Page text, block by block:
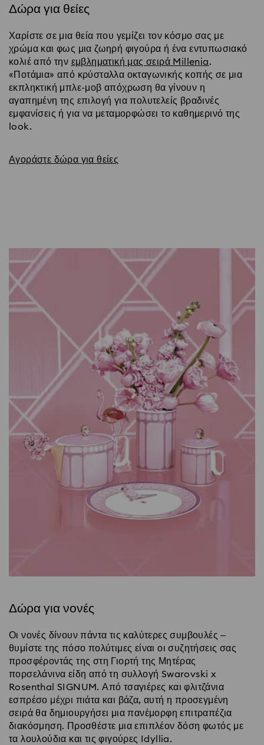
Δώρα για θείες
Χαρίστε σε μια θεία που γεμίζει τον κόσμο σας με
χρώμα και φως μια ζωηρή φιγούρα ή ένα εντυπωσιακό
κολιέ από την εμβληματική μας σειρά Millenia.
«Ποτάμια» από κρύσταλλα οκταγωνικής κοπής σε μια
εκπληκτική μπλε-μοβ απόχρωση θα γίνουν η
αγαπημένη της επιλογή για πολυτελείς βραδινές
εμφανίσεις ή για να μεταμορφώσει το καθημερινό της
look.
Αγοράστε δώρα για θείες
Δώρα για νονές
Οι νονές δίνουν πάντα τις καλύτερες συμβουλές –
θυμίστε της πόσο πολύτιμες είναι οι συζητήσεις σας
προσφέροντάς της στη Γιορτή της Μητέρας
πορσελάνινα είδη από τη συλλογή Swarovski x
Rosenthal SIGNUM. Από τσαγιέρες και φλιτζάνια
εσπρέσο μέχρι πιάτα και βάζα, αυτή η προσεγμένη
σειρά θα δημιουργήσει μια πανέμορφη επιτραπέζια
διακόσμηση. Προσθέστε μια επιπλέον δόση φωτός με
τα λουλούδια και τις φιγούρες Idyllia.